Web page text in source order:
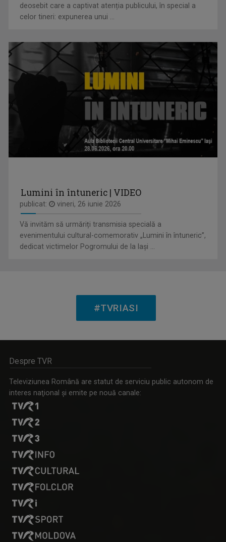
FAMILION
Magazin de familie și divertisment
Eseu cinematografic. Propune o viziune ...
EDUCAȚIA LA ZI
Dezbatere pe subiecte din învățământul ...
CULT ART
Spectacole, concerte, festivaluri, lansări de ...
A început să lucreze la TVR Iaşi în 1998 în ...
Din 1993, la TVR Iaşi lucrează ca ...
LAURA LUCESCU
Nu împlinise 20 de ani când a început să vadă ...
deosebit care a captivat atenția publicului, în special a
celor tineri: expunerea unui ...
Lumini în întuneric | VIDEO
publicat: vineri, 26 iunie 2026
Vă invităm să urmăriți transmisia specială a
evenimentului cultural-comemorativ „Lumini în întuneric”,
dedicat victimelor Pogromului de la Iași ...
#TVRIASI
Despre TVR
Televiziunea Română are statut de serviciu public autonom de
interes naţional şi emite pe nouă canale: